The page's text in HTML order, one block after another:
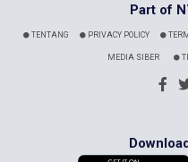
Part of
TENTANG PRIVACY POLICY
MEDIA SIBER